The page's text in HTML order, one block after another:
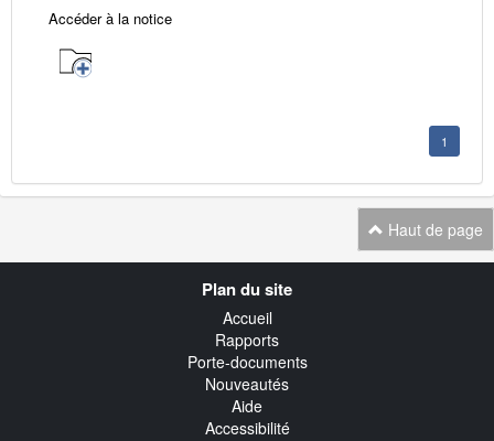
Accéder à la notice
1
Haut de page
Plan du site
Accueil
Rapports
Porte-documents
Nouveautés
Aide
Accessibilité